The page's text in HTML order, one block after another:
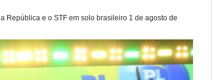
República e o STF em solo brasileiro 1 de agosto de